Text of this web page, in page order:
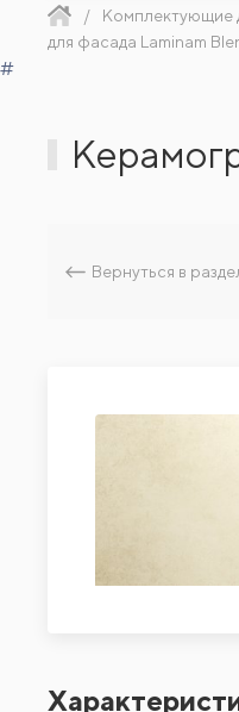
Комплектующие
для фасада Laminam
#
Вернуться в